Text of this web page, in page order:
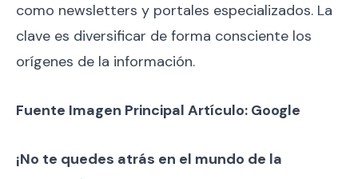
como newsletters y portales especializados. La
clave es diversificar de forma consciente los
orígenes de la información.
Fuente Imagen Principal Artículo: Google
¡No te quedes atrás en el mundo de la